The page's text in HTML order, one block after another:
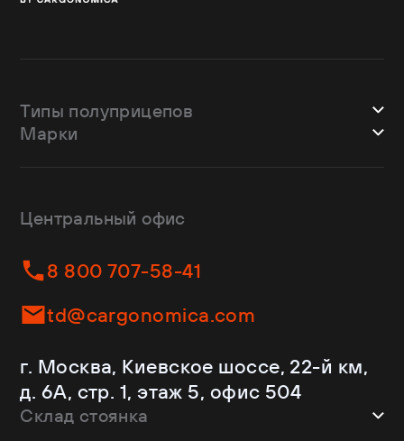
Типы полуприцепов
Шторные
Изотермы
Контейнеровозы
Самосвалы
Ломовозы
С кониками
Рефрижераторы
Марки
Dongfeng
Helfimmer
JAC
Kassbohrer
Krone
Mercedes-Benz
Schmitz Cargobull
Shacman
Центральный офис
8 800 707-58-41
td@cargonomica.com
г. Москва, Киевское шоссе, 22-й км,
д. 6А, стр. 1, этаж 5, офис 504
Склад стоянка